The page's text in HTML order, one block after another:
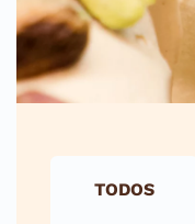
TODOS